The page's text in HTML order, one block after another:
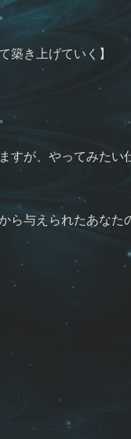
築き上げていく】
すが、やってみたい
ら与えられたあなた